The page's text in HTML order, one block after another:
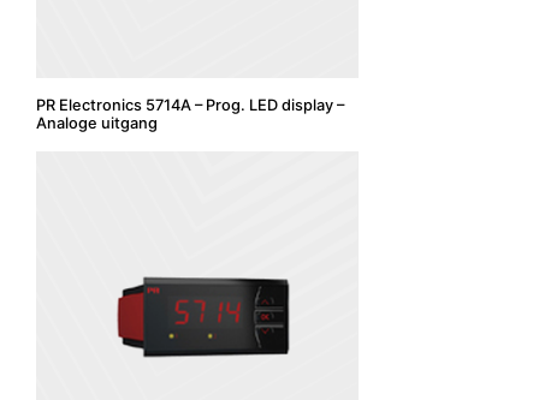
PR Electronics 5714A – Prog. LED display –
Analoge uitgang